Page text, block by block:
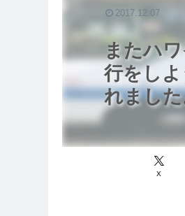
またハ
行をし
れまし
X
2017.12.07